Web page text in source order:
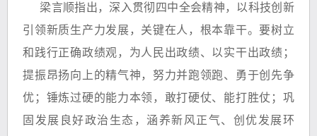
梁言顺指出，深入贯彻四中全会精神，以科技创新
引领新质生产力发展，关键在人，根本靠干。要树立
和践行正确政绩观，为人民出政绩、以实干出政绩；
提振昂扬向上的精气神，努力并跑领跑、勇于创先争
优；锤炼过硬的能力本领，敢打硬仗、能打胜仗；巩
固发展良好政治生态，涵养新风正气、创优发展环